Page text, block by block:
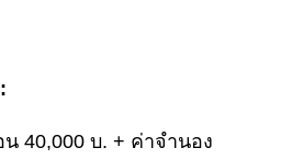
น 40,000 บ. + ค่าจำนอง